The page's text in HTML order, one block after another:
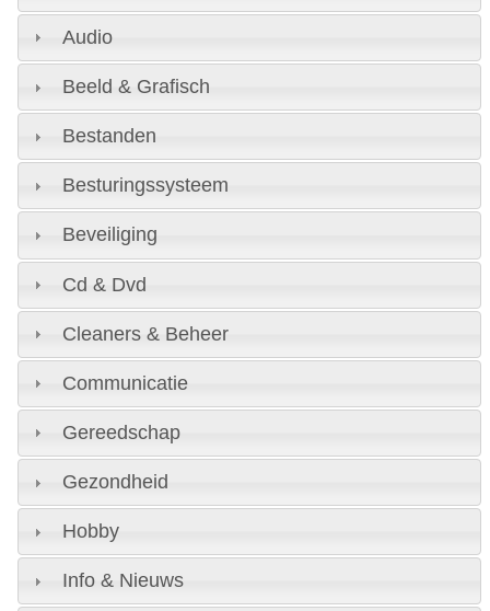
Audio
Beeld & Grafisch
Bestanden
Besturingssysteem
Beveiliging
Cd & Dvd
Cleaners & Beheer
Communicatie
Gereedschap
Gezondheid
Hobby
Info & Nieuws